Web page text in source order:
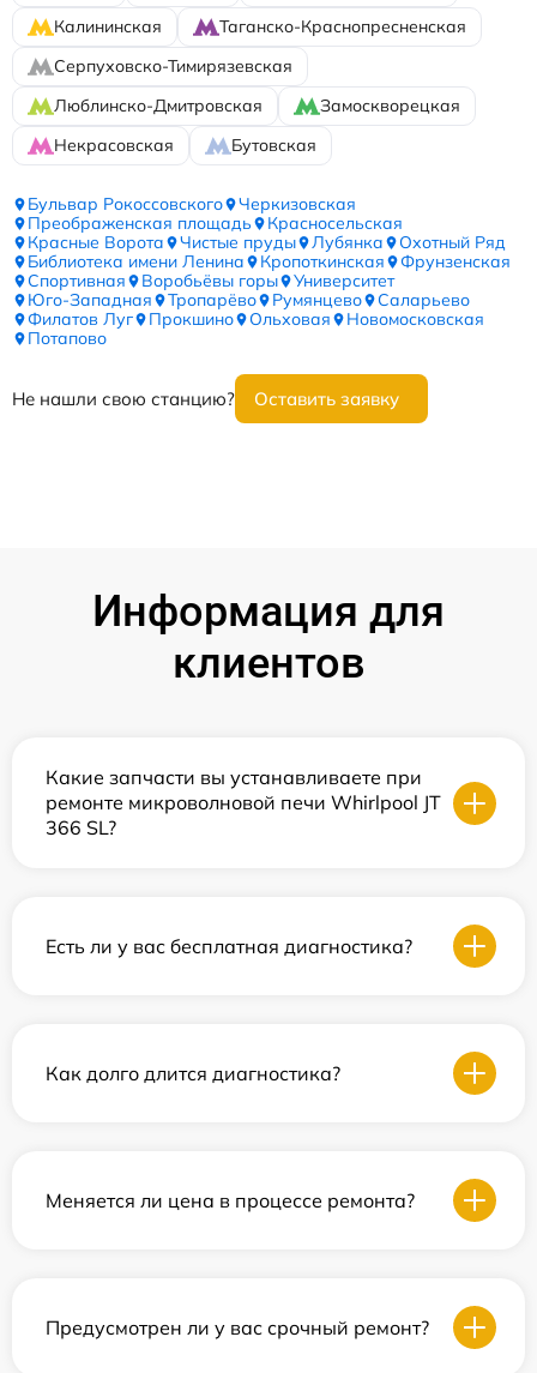
Калининская
Таганско-Краснопресненская
Серпуховско-Тимирязевская
Люблинско-Дмитровская
Замоскворецкая
Некрасовская
Бутовская
Бульвар Рокоссовского
Черкизовская
Преображенская площадь
Красносельская
Красные Ворота
Чистые пруды Лубянка
Охотный Ряд
Библиотека имени Ленина
Кропоткинская
Фрунзенская
Спортивная
Воробьёвы горы
Университет
Юго-Западная
Тропарёво Румянцево
Саларьево
Филатов Луг
Прокшино Ольховая
Новомосковская
Потапово
Не нашли свою станцию? Оставить заявку
Информация для
клиентов
Какие запчасти вы устанавливаете при
ремонте микроволновой печи Whirlpool JT
366 SL?
Есть ли у вас бесплатная диагностика?
Как долго длится диагностика?
Меняется ли цена в процессе ремонта?
Предусмотрен ли у вас срочный ремонт?